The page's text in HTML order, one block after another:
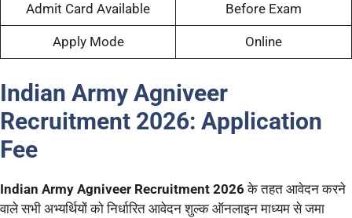
Admit Card Available Before Exam
Apply Mode Online
Indian Army Agniveer
Recruitment 2026: Application
Fee
Indian Army Agniveer Recruitment 2026के तहत आवेदन करने
वाले सभी अभ्यर्थियों को निर्धारित आवेदन शुल्क ऑनलाइन माध्यम से जमा